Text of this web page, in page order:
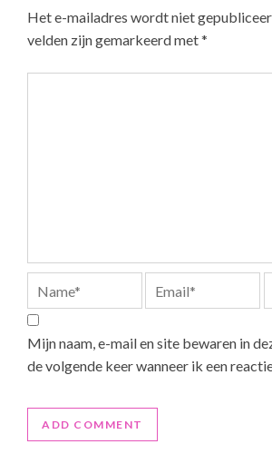
Het e-mailadres wordt niet
velden zijn gemarkeerd met*
Mijn naam, e-mail en site bewaren in
de volgende keer wanneer ik een